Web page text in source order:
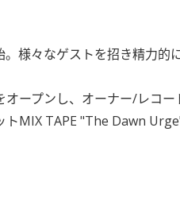
様々なゲストを招き精力的
ープンし、オーナー/レコー
MIX TAPE "The Dawn